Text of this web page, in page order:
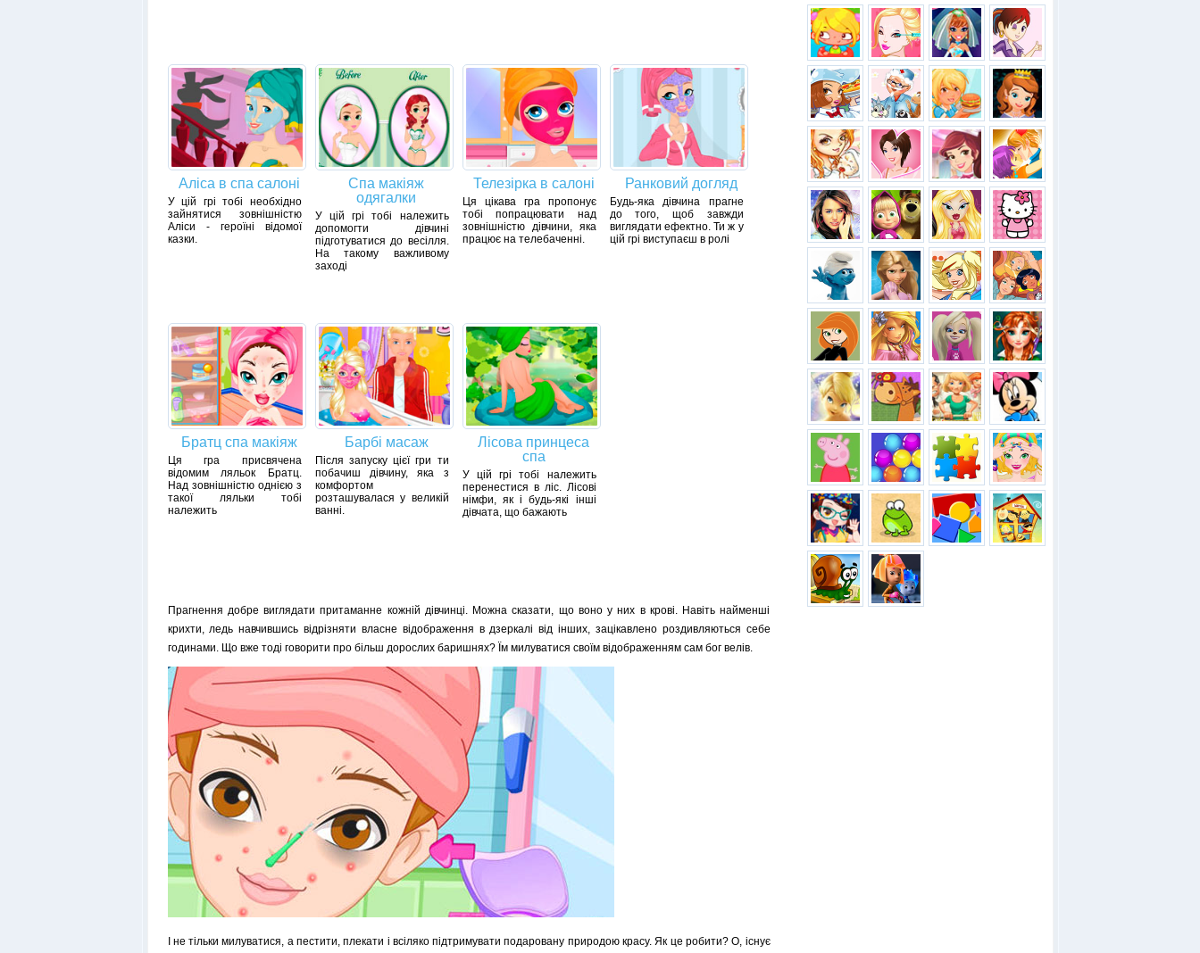
Аліса в спа салоні
У цій грі тобі необхідно
зайнятися зовнішністю
Аліси - героїні відомої
казки.
Спа макіяж
одягалки
У цій грі тобі належить
допомогти дівчині
підготуватися до весілля.
На такому важливому
заході
Телезірка в салоні
Ця цікава гра пропонує
тобі попрацювати над
зовнішністю дівчини, яка
працює на телебаченні.
Ранковий догляд
Будь-яка дівчина прагне
до того, щоб завжди
виглядати ефектно. Ти ж у
цій грі виступаєш в ролі
Братц спа макіяж
Ця гра присвячена
відомим ляльок Братц.
Над зовнішністю однією з
такої ляльки тобі
належить
Барбі масаж
Після запуску цієї гри ти
побачиш дівчину, яка з
комфортом
розташувалася у великій
ванні.
Лісова принцеса
спа
У цій грі тобі належить
перенестися в ліс. Лісові
німфи, як і будь-які інші
дівчата, що бажають
Прагнення добре виглядати притаманне кожній дівчинці. Можна сказати, що воно у них в крові. Навіть найменші
крихти, ледь навчившись відрізняти власне відображення в дзеркалі від інших, зацікавлено роздивляються себе
годинами. Що вже тоді говорити про більш дорослих баришнях? Їм милуватися своїм відображенням сам бог велів.
І не тільки милуватися, а пестити, плекати і всіляко підтримувати подаровану природою красу. Як це робити? О, існує